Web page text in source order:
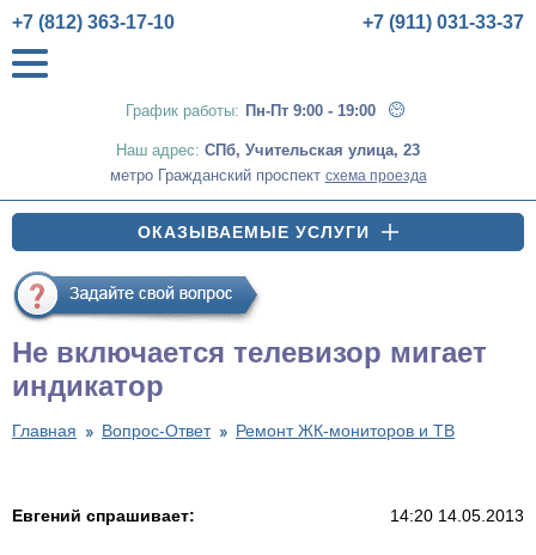
График работы: Пн-Пт 9:00 - 19:00
+7 (812) 363-17-10 +7 (911) 031-33-37
Наш адрес: СПб, Учительская улица, 23
метро Гражданский проспект схема проезда
ОКАЗЫВАЕМЫЕ УСЛУГИ
Не включается телевизор мигает
индикатор
Главная Вопрос-Ответ Ремонт ЖК-мониторов и ТВ
Евгений спрашивает: 14:20 14.05.2013